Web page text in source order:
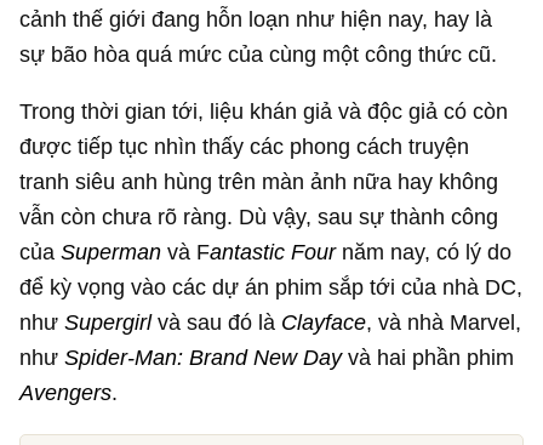
cảnh thế giới đang hỗn loạn như hiện nay, hay là
sự bão hòa quá mức của cùng một công thức cũ.
Trong thời gian tới, liệu khán giả và độc giả có còn
được tiếp tục nhìn thấy các phong cách truyện
tranh siêu anh hùng trên màn ảnh nữa hay không
vẫn còn chưa rõ ràng. Dù vậy, sau sự thành công
củaSupermanvà Fantastic Fournăm nay, có lý do
để kỳ vọng vào các dự án phim sắp tới của nhà DC,
nhưSupergirlvà sau đó là Clayface, và nhà Marvel,
nhưSpider-Man: Brand New Dayvà hai phần phim
Avengers.